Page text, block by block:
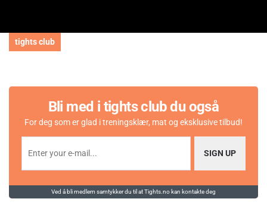
tights club
Bli med i tights club du også
For deg som er glad i treningsklær, mat og eksklusive tilbud!
SIGN UP
Ved å bli medlem samtykker du til at Tights.no kan kontakte deg